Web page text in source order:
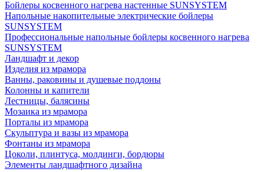
Бойлеры косвенного нагрева настенные SUNSYSTEM
Напольные накопительные электрические бойлеры
SUNSYSTEM
Профессиональные напольные бойлеры косвенного нагрева
SUNSYSTEM
Ландшафт и декор
Изделия из мрамора
Ванны, раковины и душевые поддоны
Колонны и капители
Лестницы, балясины
Мозаика из мрамора
Порталы из мрамора
Скульптура и вазы из мрамора
Фонтаны из мрамора
Цоколи, плинтуса, молдинги, бордюры
Элементы ландшафтного дизайна